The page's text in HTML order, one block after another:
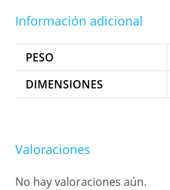
Información adicional
PESO
DIMENSIONES
Valoraciones
No hay valoraciones aún.